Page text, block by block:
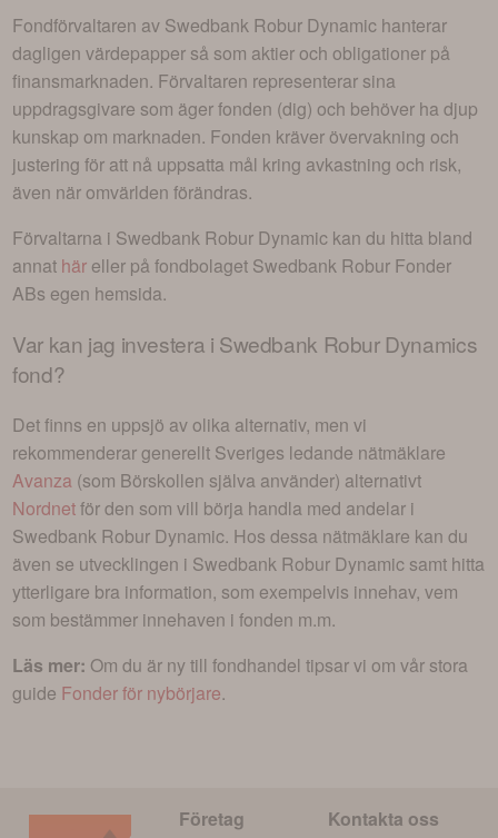
Fondförvaltaren av Swedbank Robur Dynamic hanterar
dagligen värdepapper så som aktier och obligationer på
finansmarknaden. Förvaltaren representerar sina
uppdragsgivare som äger fonden (dig) och behöver ha djup
kunskap om marknaden. Fonden kräver övervakning och
justering för att nå uppsatta mål kring avkastning och risk,
även när omvärlden förändras.
Förvaltarna i Swedbank Robur Dynamic kan du hitta bland
annat här eller på fondbolaget Swedbank Robur Fonder
ABs egen hemsida.
Var kan jag investera i Swedbank Robur Dynamics
fond?
Det finns en uppsjö av olika alternativ, men vi
rekommenderar generellt Sveriges ledande nätmäklare
Avanza (som Börskollen själva använder) alternativt
Nordnetför den som vill börja handla med andelar i
Swedbank Robur Dynamic. Hos dessa nätmäklare kan du
även se utvecklingen i Swedbank Robur Dynamic samt hitta
ytterligare bra information, som exempelvis innehav, vem
som bestämmer innehaven i fonden m.m.
Läs mer: Om du är ny till fondhandel tipsar vi om vår stora
guide Fonder för nybörjare.
Företag Kontakta oss